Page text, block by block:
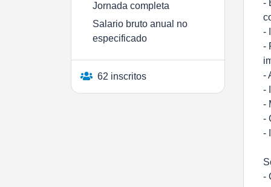
Jornada completa
Salario bruto anual no
especificado
62 inscritos
-
-
-
-
-
-
-
-
-